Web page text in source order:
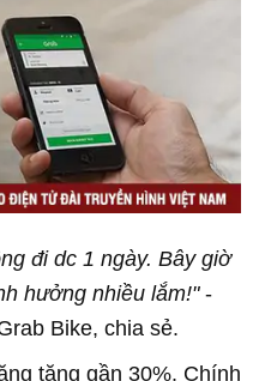
đi dc 1 ngày. Bây giờ
hưởng nhiều lắm!"-
Bike, chia sẻ.
tăng gần 30%. Chính